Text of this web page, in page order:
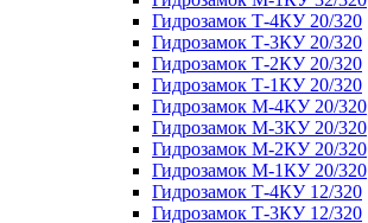
Гидрозамок Т-4КУ 20/320
Гидрозамок Т-3КУ 20/320
Гидрозамок Т-2КУ 20/320
Гидрозамок Т-1КУ 20/320
Гидрозамок М-4КУ 20/320
Гидрозамок М-3КУ 20/320
Гидрозамок М-2КУ 20/320
Гидрозамок М-1КУ 20/320
Гидрозамок Т-4КУ 12/320
Гидрозамок Т-3КУ 12/320